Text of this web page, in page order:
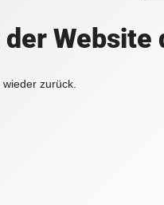
Website
zurück.